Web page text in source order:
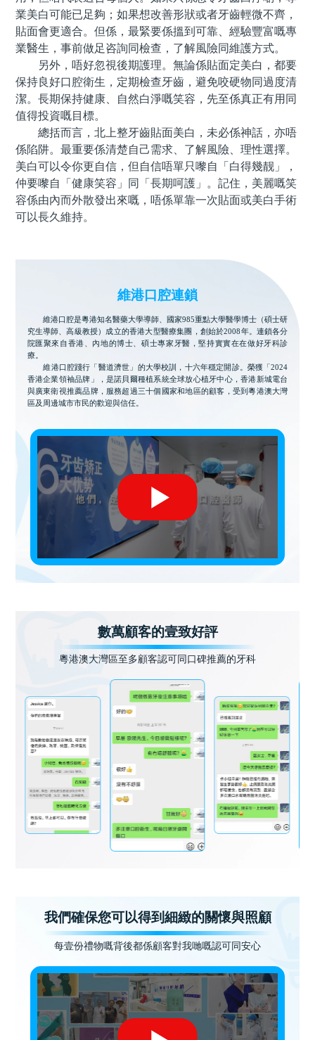
業美白可能已足夠；如果想改善形狀或者牙齒輕微不齊，
貼面會更適合。但係，最緊要係搵到可靠、經驗豐富嘅專
業醫生，事前做足咨詢同檢查，了解風險同維護方式。
另外，唔好忽視後期護理。無論係貼面定美白，都要
保持良好口腔衛生，定期檢查牙齒，避免咬硬物同過度清
潔。長期保持健康、自然白淨嘅笑容，先至係真正有用同
值得投資嘅目標。
總括而言，北上整牙齒貼面美白，未必係神話，亦唔
係陷阱。最重要係清楚自己需求、了解風險、理性選擇。
美白可以令你更自信，但自信唔單只嚟自「白得幾靓」，
仲要嚟自「健康笑容」同「長期呵護」。記住，美麗嘅笑
容係由內而外散發出來嘅，唔係單靠一次貼面或美白手術
可以長久維持。
維港口腔連鎖
維港口腔是粵港知名醫藥大學導師、國家985重點大學醫學博士（碩士研
究生導師、高級教授）成立的香港大型醫療集團，創始於2008年。連鎖各分
院匯聚來自香港、內地的博士、碩士專家牙醫，堅持實實在在做好牙科診
療。
維港口腔踐行「醫道濟世」的大學校訓，十六年穩定開診。榮獲「2024
香港企業領袖品牌」，是諾貝爾種植系統全球放心植牙中心，香港新城電台
與廣東衛視推薦品牌，服務超過三十個國家和地區的顧客，受到粵港澳大灣
區及周邊城市市民的歡迎與信任。
數萬顧客的壹致好評
粵港澳大灣區至多顧客認可同口碑推薦的牙科
我們確保您可以得到細緻的關懷與照顧
每壹份禮物嘅背後都係顧客對我哋嘅認可同安心